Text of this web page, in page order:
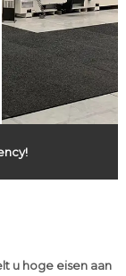
u hoge eisen aan